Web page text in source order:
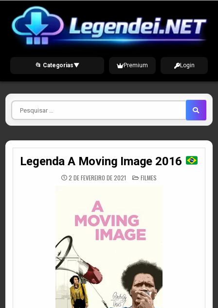
content
📂 Categorias▼ Premium Login
Pesquisar
por
Legenda A Moving Image 2016
2 DE FEVEREIRO DE 2021 POSTED
IN
FILMES